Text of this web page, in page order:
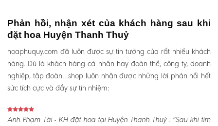
Phản hồi, nhận xét của khách hàng sau khi
đặt hoa Huyện Thanh Thuỷ
hoaphuquy.com đã luôn được sự tin tưởng của rất nhiều khách
hàng. Dù là khách hàng cá nhân hay đoàn thể, công ty, doanh
nghiệp, tập đoàn…shop luôn nhận được những lời phản hồi hết
sức tích cực và đầy sự tín nhiệm:
Anh Phạm Tài - KH đặt hoa tại Huyện Thanh Thuỷ :“Sau khi tìm